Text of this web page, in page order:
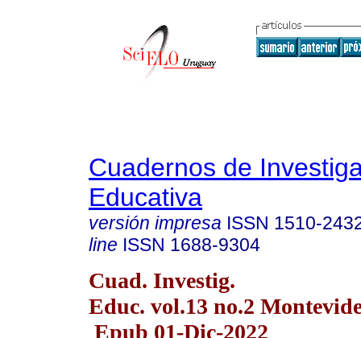
Cuadernos de
Educativa
versión impresa ISSN 1510-
line ISSN 1688-9304
Cuad. Investig.
Educ. vol.13 no.2
Epub 01-Dic-2022